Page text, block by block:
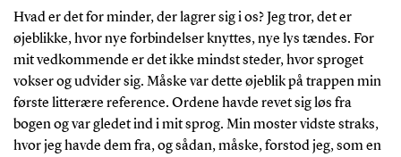
Hvad er det for minder, der lagrer sig i os? Jeg tror, det er
øjeblikke, hvor nye forbindelser knyttes, nye lys tændes. For
mit vedkommende er det ikke mindst steder, hvor sproget
vokser og udvider sig. Måske var dette øjeblik på trappen min
første litterære reference. Ordene havde revet sig løs fra
bogen og var gledet ind i mit sprog. Min moster vidste straks,
hvor jeg havde dem fra, og sådan, måske, forstod jeg, som en